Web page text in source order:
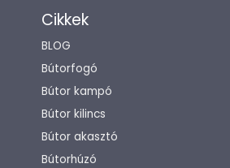
Cikkek
BLOG
Bútorfogó
Bútor kampó
Bútor kilincs
Bútor akasztó
Bútorhúzó